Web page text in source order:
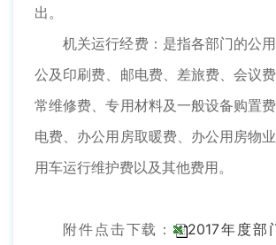
出。
机关运行经费：是指各部门的公
公及印刷费、邮电费、差旅费、会议
常维修费、专用材料及一般设备购置
电费、办公用房取暖费、办公用房物
用车运行维护费以及其他费用。
附件点击下载：
2017年度部